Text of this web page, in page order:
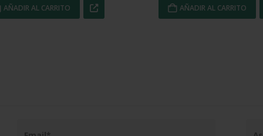
AÑADIR AL CARRITO AÑADIR AL CARRITO